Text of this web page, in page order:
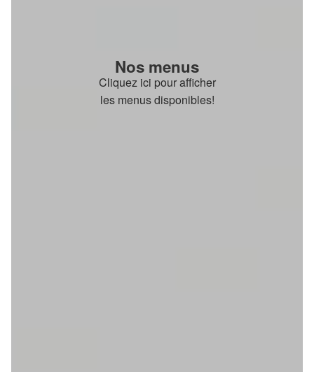
Nos menus
Cliquez ici pour afficher
les menus disponibles!